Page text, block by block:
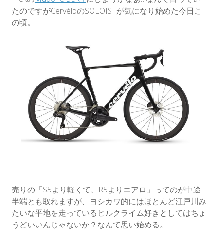
たのですがCervéloのSOLOISTが気になり始めた今日こ
の頃。
売りの「S5より軽くて、R5よりエアロ」ってのが中途
半端とも取れますが、ヨシカワ的にはほとんど江戸川み
たいな平地を走っているヒルクライム好きとしてはちょ
うどいいんじゃないか？なんて思い始める。